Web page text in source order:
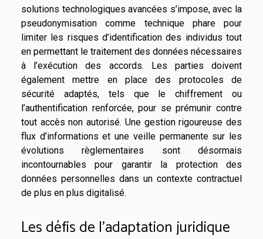
solutions technologiques avancées s’impose, avec la
pseudonymisation comme technique phare pour
limiter les risques d’identification des individus tout
en permettant le traitement des données nécessaires
à l’exécution des accords. Les parties doivent
également mettre en place des protocoles de
sécurité adaptés, tels que le chiffrement ou
l’authentification renforcée, pour se prémunir contre
tout accès non autorisé. Une gestion rigoureuse des
flux d’informations et une veille permanente sur les
évolutions règlementaires sont désormais
incontournables pour garantir la protection des
données personnelles dans un contexte contractuel
de plus en plus digitalisé.
Les défis de l’adaptation juridique